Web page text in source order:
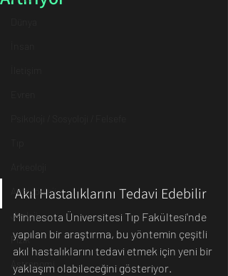
Antropoloji
Jeoloji
Fizik
Astronomi
Akıl Hastalıklarını Tedavi Edebilir
Minnesota Üniversitesi Tıp Fakültesi'nde
yapılan bir araştırma, bu yöntemin çeşitli
akıl hastalıklarını tedavi etmek için yeni bir
yaklaşım olabileceğini gösteriyor.